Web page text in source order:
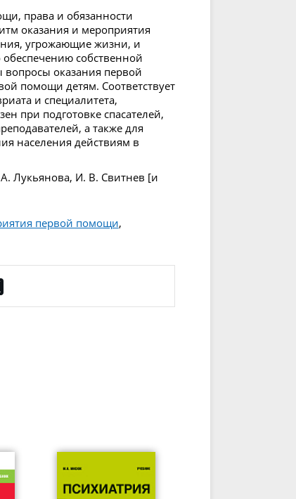
права и обязанности
оказания и мероприятия
угрожающие жизни, и
собственной
оказания первой
помощи детям. Соответствует
и специалитета,
при подготовке спасателей,
а также для
населения действиям в
Лукьянова, И. В. Свитнев [и
первой помощи,